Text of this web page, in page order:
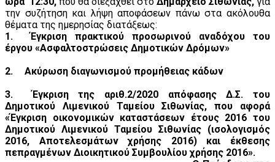
την συζήτηση και λήψη αποφάσεων πάνω στα ακόλουθα
θέματα της ημερησίας διατάξεως:
1.
Έγκριση πρακτικού προσωρινού αναδόχου του
έργου «Ασφαλτοστρώσεις Δημοτικών Δρόμων»
2.
Ακύρωση διαγωνισμού προμήθειας κάδων
3.
Έγκριση της αριθ.2/2020 απόφασης Δ.Σ. του
Δημοτικού Λιμενικού Ταμείου Σιθωνίας, που αφορά
«Έγκριση οικονομικών καταστάσεων έτους 2016 του
Δημοτικού Λιμενικού Ταμείου Σιθωνίας (ισολογισμός
2016, Αποτελεσμάτων χρήσης 2016) και έκθεσης
πεπραγμένων Διοικητικού Συμβουλίου χρήσης 2016».